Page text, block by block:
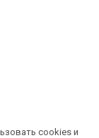
cookies и